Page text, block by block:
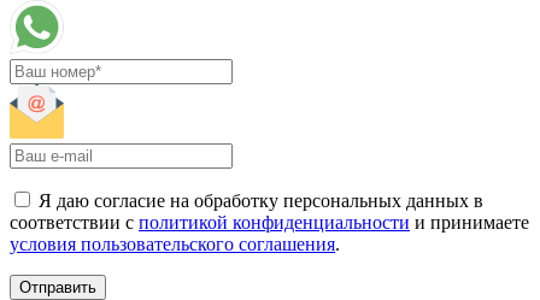
Я даю согласие на обработку персональных данных в
соответствии с политикой конфиденциальности и принимаете
условия пользовательского соглашения.